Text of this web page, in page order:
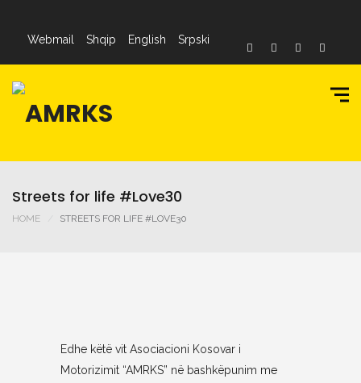
Webmail Shqip English Srpski
Streets for life #Love30
HOME STREETS FOR LIFE #LOVE30
Edhe këtë vit Asociacioni Kosovar i
Motorizimit “AMRKS” në bashkëpunim me